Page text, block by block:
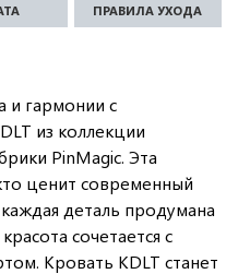
ПРАВИЛА УХОДА
и гармонии с
из коллекции
PinMagic. Эта
ценит современный
деталь продумана
сочетается с
Кровать KDLT станет